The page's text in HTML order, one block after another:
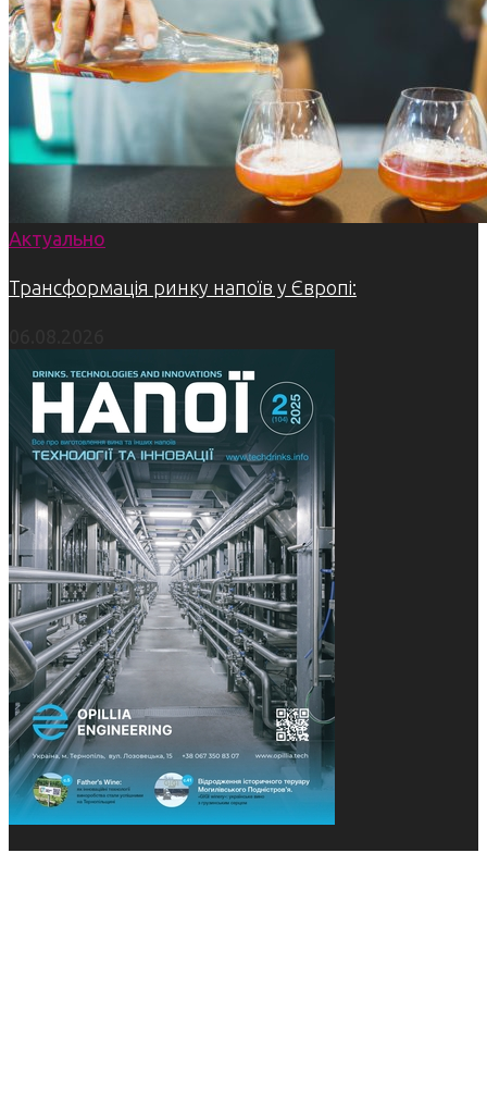
Актуально
Трансформація ринку напоїв у Європі: